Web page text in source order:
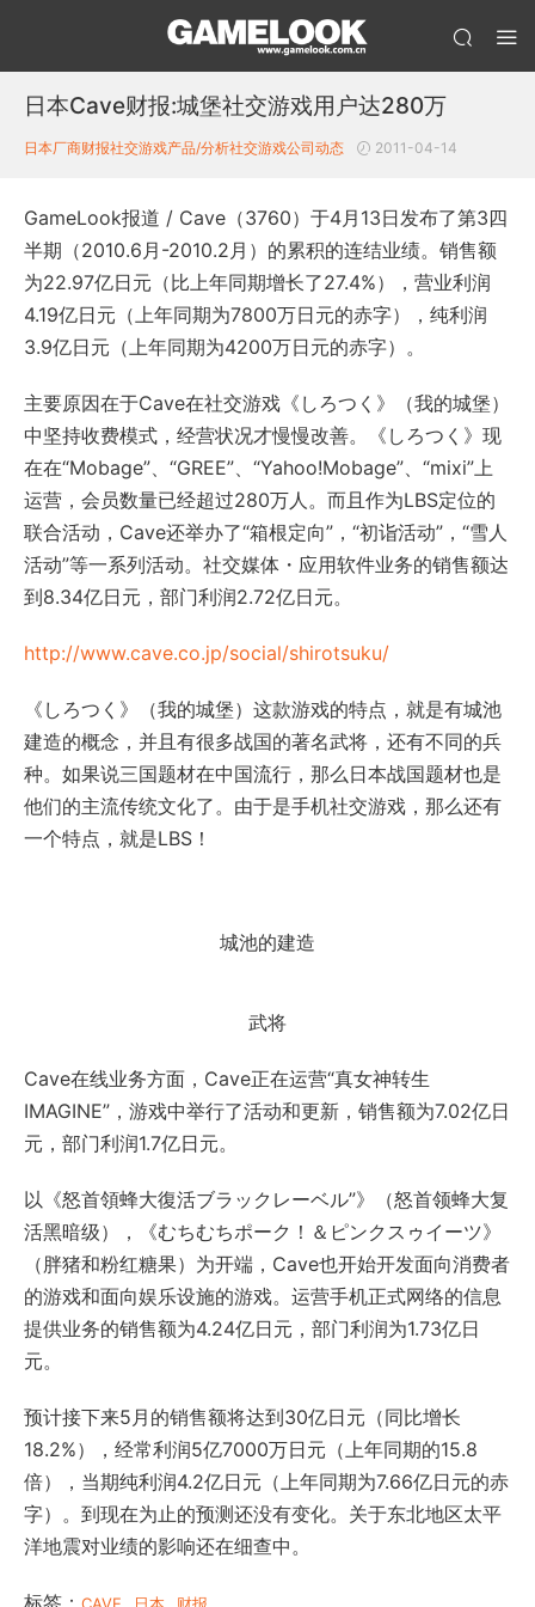
日本Cave财报:城堡社交游戏用户达280万
日本厂商财报社交游戏产品/分析社交游戏公司动态 2011-04-14
GameLook报道 / Cave（3760）于4月13日发布了第3四
半期（2010.6月-2010.2月）的累积的连结业绩。销售额
为22.97亿日元（比上年同期增长了27.4%），营业利润
4.19亿日元（上年同期为7800万日元的赤字），纯利润
3.9亿日元（上年同期为4200万日元的赤字）。
主要原因在于Cave在社交游戏《しろつく》（我的城堡）
中坚持收费模式，经营状况才慢慢改善。《しろつく》现
在在“Mobage”、“GREE”、“Yahoo!Mobage”、“mixi”上
运营，会员数量已经超过280万人。而且作为LBS定位的
联合活动，Cave还举办了“箱根定向”，“初诣活动”，“雪人
活动”等一系列活动。社交媒体・应用软件业务的销售额达
到8.34亿日元，部门利润2.72亿日元。
http://www.cave.co.jp/social/shirotsuku/
《しろつく》（我的城堡）这款游戏的特点，就是有城池
建造的概念，并且有很多战国的著名武将，还有不同的兵
种。如果说三国题材在中国流行，那么日本战国题材也是
他们的主流传统文化了。由于是手机社交游戏，那么还有
一个特点，就是LBS！
城池的建造
武将
Cave在线业务方面，Cave正在运营“真女神转生
IMAGINE”，游戏中举行了活动和更新，销售额为7.02亿日
元，部门利润1.7亿日元。
以《怒首領蜂大復活ブラックレーベル”》（怒首领蜂大复
活黑暗级），《むちむちポーク！＆ピンクスゥイーツ》
（胖猪和粉红糖果）为开端，Cave也开始开发面向消费者
的游戏和面向娱乐设施的游戏。运营手机正式网络的信息
提供业务的销售额为4.24亿日元，部门利润为1.73亿日
元。
预计接下来5月的销售额将达到30亿日元（同比增长
18.2%），经常利润5亿7000万日元（上年同期的15.8
倍），当期纯利润4.2亿日元（上年同期为7.66亿日元的赤
字）。到现在为止的预测还没有变化。关于东北地区太平
洋地震对业绩的影响还在细查中。
标签：